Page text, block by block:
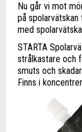
Nu går vi mot
på
med
STARTA
strålkastare och
smuts och
Finns i